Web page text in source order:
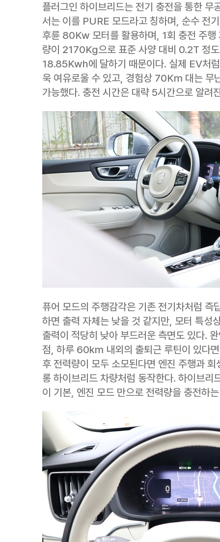
플러그인 하이브리드는 전기 충전을 통한
서는 이를 PURE 모드라고 칭하며, 순수 전
후륜 80Kw 모터를 활용하며, 1회 충전 주
량이 2170Kg으로 표준 사양 대비 0.2T 정
18.85Kwh에 달하기 때문이다. 실제 EV처
욱 여유로울 수 있고, 경험상 70Km 대는 무
가능했다. 충전 시간은 대략 5시간으로 알려
퓨어 모드의 주행감각은 기존 전기차처럼
하면 출력 자체는 낮을 것 같지만, 모터 특성
출력이 적당히 낮아 부드러운 측면도 있다.
점, 하루 60km 내외의 출퇴근 루틴이 있다
후 전력량이 모두 소모된다면 엔진 주행과
롱 하이브리드 차량처럼 동작한다. 하이브리
이 기본, 엔진 모드 만으로 전력량을 충전하